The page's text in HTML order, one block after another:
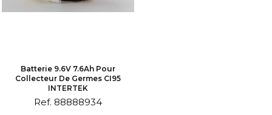
Batterie 9.6V 7.6Ah Pour
Collecteur De Germes CI95
INTERTEK
Ref. 88888934